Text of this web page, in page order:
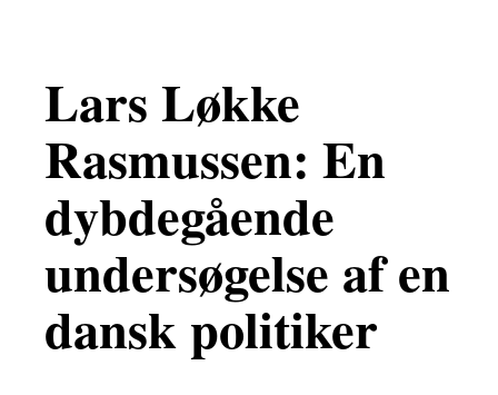
Lars Løkke
Rasmussen: En
dybdegående
undersøgelse af en
dansk politiker